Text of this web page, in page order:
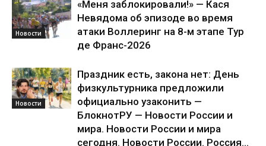
Новости
«Меня заблокировали!» — Кася
Невядома об эпизоде во время
атаки Воллеринг на 8-м этапе Тур
де Франс-2026
Новости
Праздник есть, закона нет: День
физкультурника предложили
официально узаконить —
БлокнотРУ — Новости России и
мира. Новости России и мира
сегодня. Новости России. Россия...